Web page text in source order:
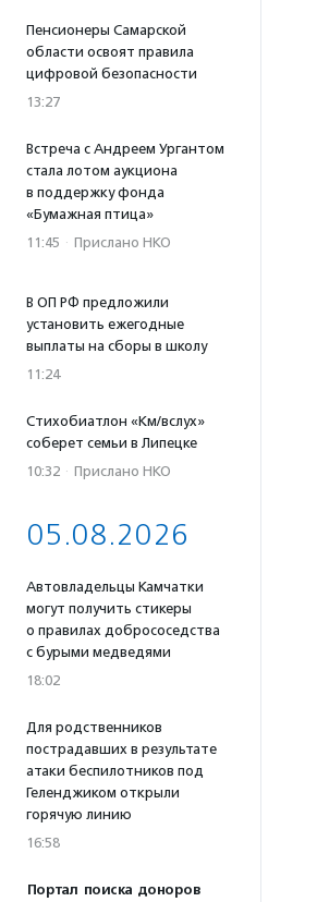
Пенсионеры Самарской
области освоят правила
цифровой безопасности
13:27
Встреча с Андреем Ургантом
стала лотом аукциона
в поддержку фонда
«Бумажная птица»
11:45 · Прислано НКО
В ОП РФ предложили
установить ежегодные
выплаты на сборы в школу
11:24
Стихобиатлон «Км/вслух»
соберет семьи в Липецке
10:32 · Прислано НКО
05.08.2026
Автовладельцы Камчатки
могут получить стикеры
о правилах добрососедства
с бурыми медведями
18:02
Для родственников
пострадавших в результате
атаки беспилотников под
Геленджиком открыли
горячую линию
16:58
Портал поиска доноров